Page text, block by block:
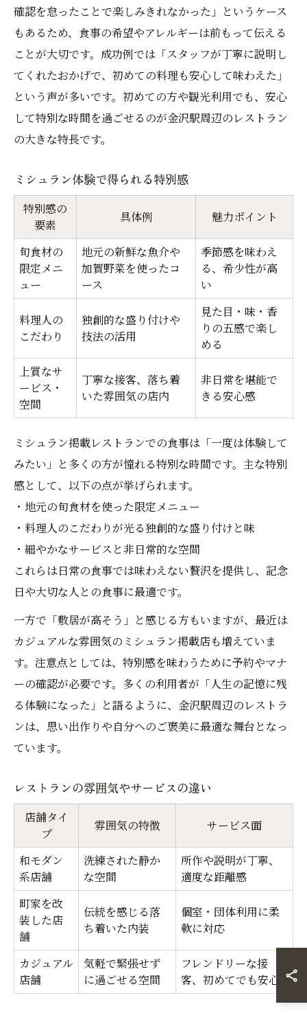
確認を怠ったことで楽しみきれなかった」というケース
もあるため、食事の希望やアレルギーは前もって伝える
ことが大切です。成功例では「スタッフが丁寧に説明し
てくれたおかげで、初めての料理も安心して味わえた」
という声が多いです。初めての方や観光利用でも、安心
して特別な時間を過ごせるのが金沢駅周辺のレストラン
の大きな特長です。
ミシュラン体験で得られる特別感
特別感の
要素
具体例 魅力ポイント
旬食材の
限定メニ
ュー
地元の新鮮な魚介や
加賀野菜を使ったコ
ース
季節感を味わえ
る、希少性が高
い
料理人の
こだわり
独創的な盛り付けや
技法の活用
見た目・味・香
りの五感で楽し
める
上質なサ
ービス・
空間
丁寧な接客、落ち着
いた雰囲気の店内
非日常を堪能で
きる安心感
ミシュラン掲載レストランでの食事は「一度は体験して
みたい」と多くの方が憧れる特別な時間です。主な特別
感として、以下の点が挙げられます。
・地元の旬食材を使った限定メニュー
・料理人のこだわりが光る独創的な盛り付けと味
・細やかなサービスと非日常的な空間
これらは日常の食事では味わえない贅沢を提供し、記念
日や大切な人との食事に最適です。
一方で「敷居が高そう」と感じる方もいますが、最近は
カジュアルな雰囲気のミシュラン掲載店も増えていま
す。注意点としては、特別感を味わうために予約やマナ
ーの確認が必要です。多くの利用者が「人生の記憶に残
る体験になった」と語るように、金沢駅周辺のレストラ
ンは、思い出作りや自分へのご褒美に最適な舞台となっ
ています。
レストランの雰囲気やサービスの違い
店舗タイ
プ
雰囲気の特徴 サービス面
和モダン
系店舗
洗練された静か
な空間
所作や説明が丁寧、
適度な距離感
町家を改
装した店
舗
伝統を感じる落
ち着いた内装
個室・団体利用に柔
軟に対応
カジュアル
店舗
気軽で緊張せず
に過ごせる空間
フレンドリーな接
客、初めてでも安心